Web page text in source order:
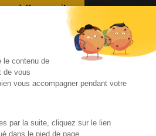
à l'accueil